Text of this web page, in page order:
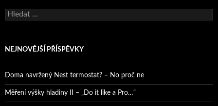
Vyhledávání
NEJNOVĚJŠÍ PŘÍSPĚVKY
Doma navržený Nest termostat? – No proč ne
Měření výšky hladiny II – „Do it like a Pro…“